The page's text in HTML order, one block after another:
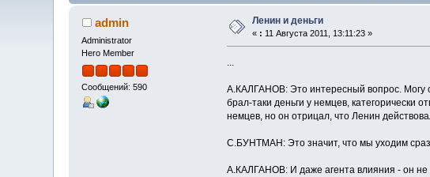
admin
Administrator
Hero Member
Сообщений: 590
Ленин и деньги
« : 11 Августа 2011, 13:11:23 »
...
А.КАЛГАНОВ: Это интересный вопрос. Могу
брал-таки деньги у немцев, категорически
немцев, но он отрицал, что Ленин
С.БУНТМАН: Это значит, что мы уходим
А.КАЛГАНОВ: И даже агента влияния - он не